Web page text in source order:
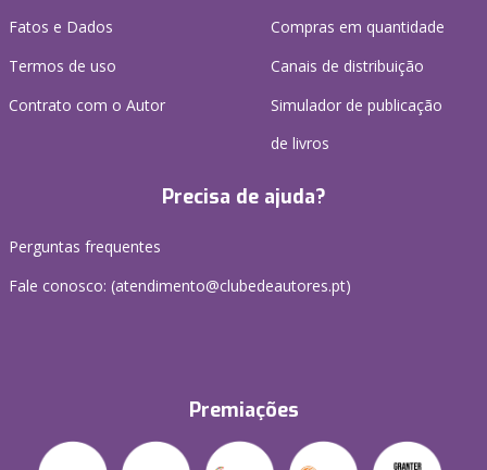
Fatos e Dados
Termos de uso
Contrato com o Autor
Compras em quantidade
Canais de distribuição
Simulador de publicação
de livros
Precisa de ajuda?
Perguntas frequentes
Fale conosco: (atendimento@clubedeautores.pt)
Premiações